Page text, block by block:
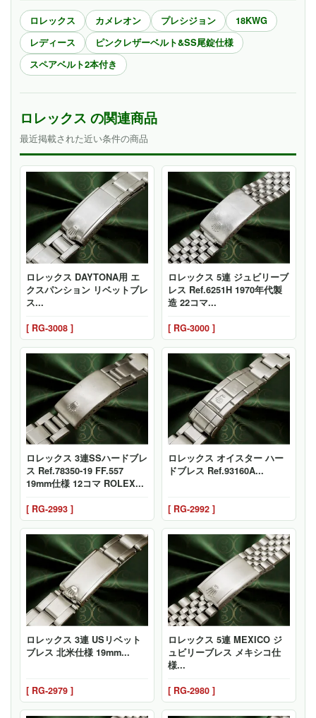
ロレックス カメレオン プレシジョン
18KWG
レディース
ピンクレザーベルト&SS尾錠仕様
スペアベルト2本付き
ロレックス の関連商品
最近掲載された近い条件の商品
ロレックス DAYTONA用 エ
クスパンション リベットブレ
ス...
[ RG-3008 ]
ロレックス 5連 ジュビリーブ
レス Ref.6251H 1970年代製
造 22コマ...
[ RG-3000 ]
ロレックス 3連SSハードブレ
ス Ref.78350-19 FF.557
19mm仕様 12コマ ROLEX...
[ RG-2993 ]
ロレックス オイスター ハー
ドブレス Ref.93160A...
[ RG-2992 ]
ロレックス 3連 USリベット
ブレス 北米仕様 19mm...
[ RG-2979 ]
ロレックス 5連 MEXICO ジ
ュビリーブレス メキシコ仕
様...
[ RG-2980 ]